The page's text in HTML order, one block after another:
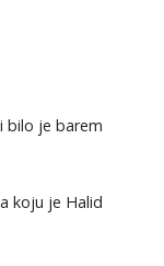
bilo je barem
koju je Halid